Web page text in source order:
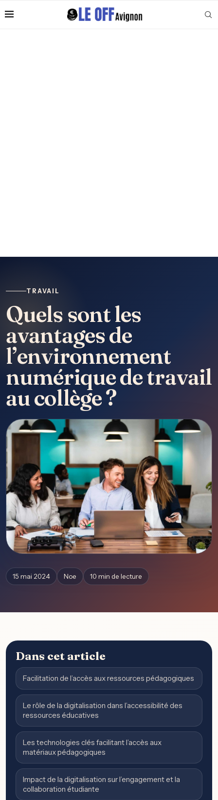
TRAVAIL
Quels sont les
avantages de
l’environnement
numérique de travail
au collège ?
15 mai 2024 Noe 10 min de lecture
Dans cet article
Facilitation de l’accès aux ressources pédagogiques
Le rôle de la digitalisation dans l’accessibilité des
ressources éducatives
Les technologies clés facilitant l’accès aux
matériaux pédagogiques
Impact de la digitalisation sur l’engagement et la
collaboration étudiante